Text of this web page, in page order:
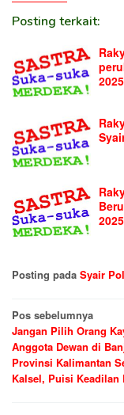
Posting terkait:
2025
2025
Posting pada Syair
Navigasi
pos
Pos sebelumnya
Jangan Pilih Orang
Anggota Dewan di
Provinsi Kalimantan
Kalsel, Puisi Keadilan